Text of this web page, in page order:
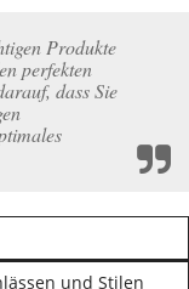
Produkte
perfekten
dass Sie
und Stilen